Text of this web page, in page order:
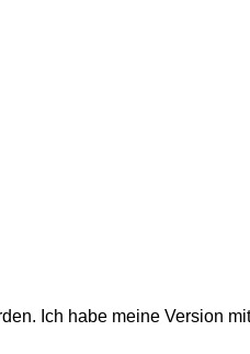
Ich habe meine Version